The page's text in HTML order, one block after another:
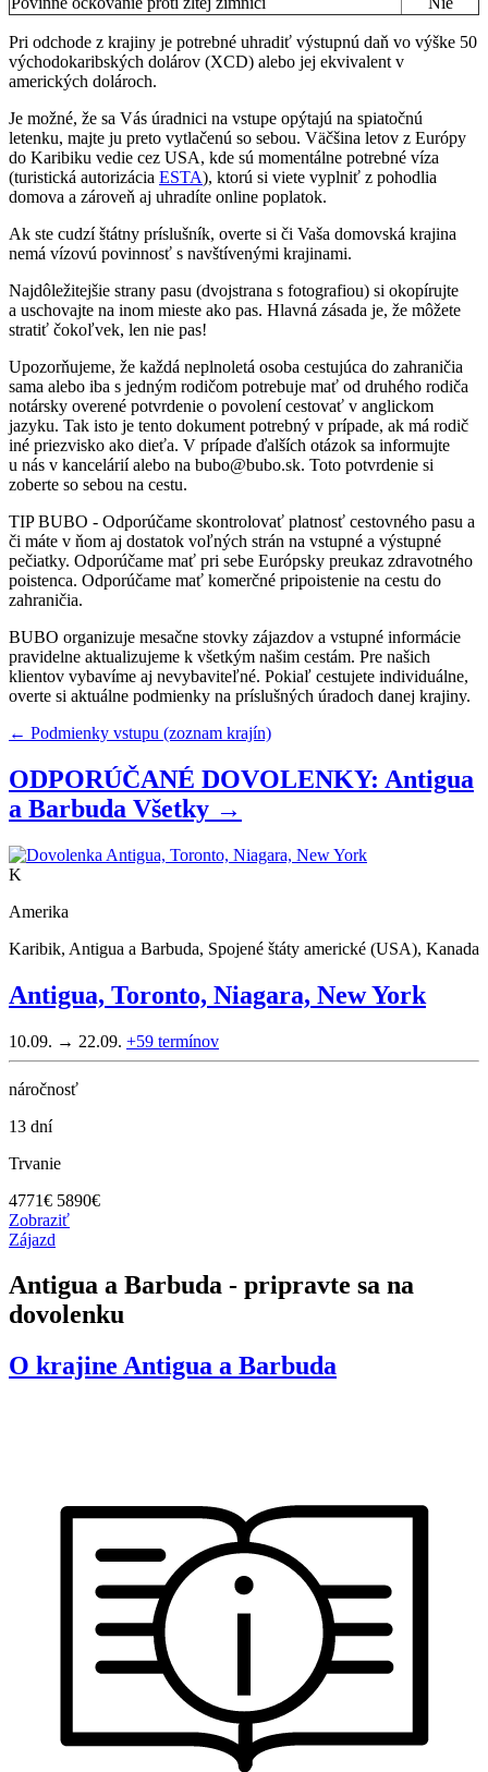
Pri odchode z krajiny je potrebné uhradiť výstupnú daň vo výške 50
východokaribských dolárov (XCD) alebo jej ekvivalent v
amerických dolároch.
Je možné, že sa Vás úradnici na vstupe opýtajú na spiatočnú
letenku, majte ju preto vytlačenú so sebou. Väčšina letov z Európy
do Karibiku vedie cez USA, kde sú momentálne potrebné víza
(turistická autorizácia ESTA), ktorú si viete vyplniť z pohodlia
domova a zároveň aj uhradíte online poplatok.
Ak ste cudzí štátny príslušník, overte si či Vaša domovská krajina
nemá vízovú povinnosť s navštívenými krajinami.
Najdôležitejšie strany pasu (dvojstrana s fotografiou) si okopírujte
a uschovajte na inom mieste ako pas. Hlavná zásada je, že môžete
stratiť čokoľvek, len nie pas!
Upozorňujeme, že každá neplnoletá osoba cestujúca do zahraničia
sama alebo iba s jedným rodičom potrebuje mať od druhého rodiča
notársky overené potvrdenie o povolení cestovať v anglickom
jazyku. Tak isto je tento dokument potrebný v prípade, ak má rodič
iné priezvisko ako dieťa. V prípade ďalších otázok sa informujte
u nás v kancelárií alebo na bubo@bubo.sk. Toto potvrdenie si
zoberte so sebou na cestu.
TIP BUBO - Odporúčame skontrolovať platnosť cestovného pasu a
či máte v ňom aj dostatok voľných strán na vstupné a výstupné
pečiatky. Odporúčame mať pri sebe Európsky preukaz zdravotného
poistenca. Odporúčame mať komerčné pripoistenie na cestu do
zahraničia.
BUBO organizuje mesačne stovky zájazdov a vstupné informácie
pravidelne aktualizujeme k všetkým našim cestám. Pre našich
klientov vybavíme aj nevybaviteľné. Pokiaľ cestujete individuálne,
overte si aktuálne podmienky na príslušných úradoch danej krajiny.
← Podmienky vstupu (zoznam krajín)
ODPORÚČANÉ DOVOLENKY: Antigua
a Barbuda Všetky →
K
Amerika
Karibik, Antigua a Barbuda, Spojené štáty americké (USA), Kanada
Antigua, Toronto, Niagara, New York
10.09. → 22.09. +59 termínov
náročnosť
13 dní
Trvanie
4771€ 5890€
Zobraziť
Zájazd
Antigua a Barbuda - pripravte sa na
dovolenku
O krajine Antigua a Barbuda